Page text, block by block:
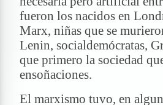
fueron los nacidos en
Marx, niñas que se
Lenin, socialdemócratas,
que primero la sociedad
ensoñaciones.
El marxismo tuvo, en